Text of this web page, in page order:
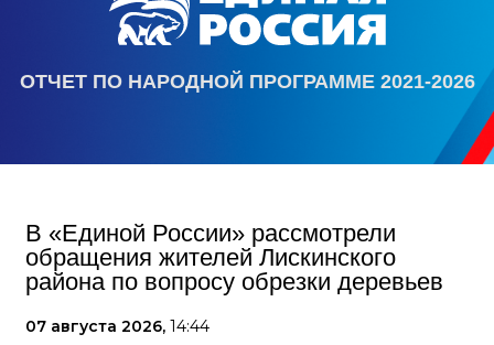
ОТЧЕТ ПО НАРОДНОЙ ПРОГРАММЕ 2021-2026
В «Единой России» рассмотрели
обращения жителей Лискинского
района по вопросу обрезки деревьев
07 августа 2026, 14:44